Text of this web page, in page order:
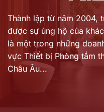
Thành lập từ năm 2004,
được sự ủng hộ của
là một trong những
vực Thiết bị Phòng tắm
Châu Âu...